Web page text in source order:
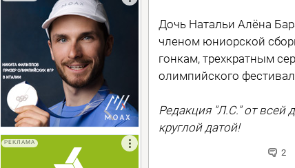
РЕКЛАМА
Дочь Натальи Алёна
членом юниорской
гонкам, трехкратным
олимпийского
Редакция "Л.С." от всей
круглой датой!
2